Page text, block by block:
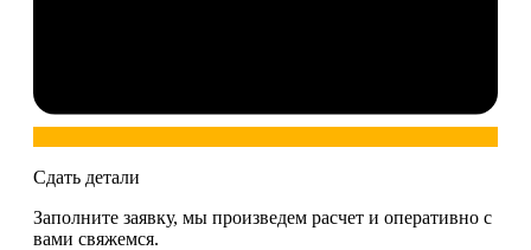
Сдать детали
Заполните заявку, мы произведем расчет и оперативно с
вами свяжемся.